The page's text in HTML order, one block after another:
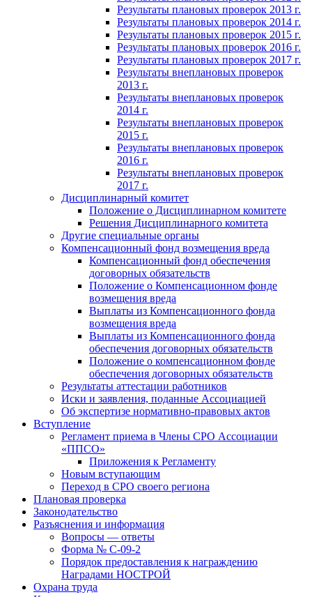
Результаты плановых проверок 2013 г.
Результаты плановых проверок 2014 г.
Результаты плановых проверок 2015 г.
Результаты плановых проверок 2016 г.
Результаты плановых проверок 2017 г.
Результаты внеплановых проверок
2013 г.
Результаты внеплановых проверок
2014 г.
Результаты внеплановых проверок
2015 г.
Результаты внеплановых проверок
2016 г.
Результаты внеплановых проверок
2017 г.
Дисциплинарный комитет
Положение о Дисциплинарном комитете
Решения Дисциплинарного комитета
Другие специальные органы
Компенсационный фонд возмещения вреда
Компенсационный фонд обеспечения
договорных обязательств
Положение о Компенсационном фонде
возмещения вреда
Выплаты из Компенсационного фонда
возмещения вреда
Выплаты из Компенсационного фонда
обеспечения договорных обязательств
Положение о компенсационном фонде
обеспечения договорных обязательств
Результаты аттестации работников
Иски и заявления, поданные Ассоциацией
Об экспертизе нормативно-правовых актов
Вступление
Регламент приема в Члены СРО Ассоциации
«ППСО»
Приложения к Регламенту
Новым вступающим
Переход в СРО своего региона
Плановая проверка
Законодательство
Разъяснения и информация
Вопросы — ответы
Форма № С-09-2
Порядок предоcтавления к награждению
Наградами НОСТРОЙ
Охрана труда